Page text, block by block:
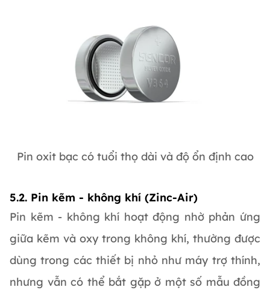
Pin oxit bạc có tuổi thọ dài và độ ổn định cao
5.2. Pin kẽm - không khí (Zinc-Air)
Pin kẽm - không khí hoạt động nhờ phản ứng
giữa kẽm và oxy trong không khí, thường được
dùng trong các thiết bị nhỏ như máy trợ thính,
nhưng vẫn có thể bắt gặp ở một số mẫu đồng